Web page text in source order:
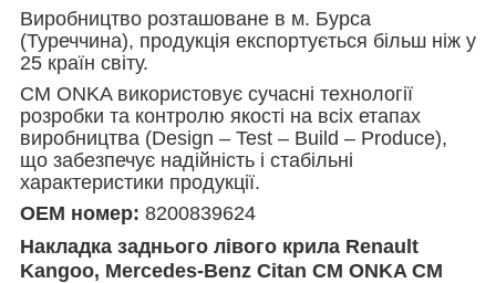
Виробництво розташоване в м. Бурса
(Туреччина), продукція експортується більш ніж у
25 країн світу.
CM ONKA використовує сучасні технології
розробки та контролю якості на всіх етапах
виробництва (Design – Test – Build – Produce),
що забезпечує надійність і стабільні
характеристики продукції.
OEM номер: 8200839624
Накладка заднього лівого крила Renault
Kangoo, Mercedes-Benz Citan CM ONKA CM